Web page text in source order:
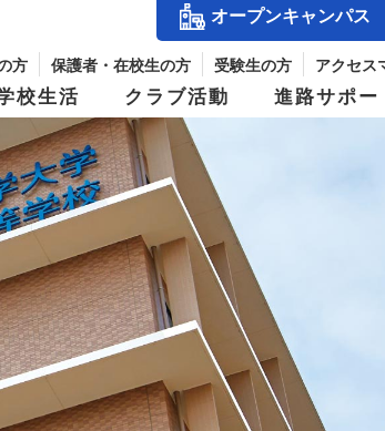
方 保護者・在校生の方 受験生の方 アクセス
オープンキャンパス
ポリシー 玉手山学園紹介
実 デジタルパンフレット
掛け』
コース 進学コース
ッセージ
校生活
体育祭
クラブ活動 進路サポー
併設校からめざせる
金 入試結果
ャンパス